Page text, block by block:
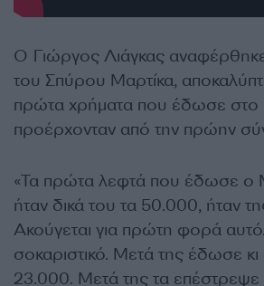
Ο Γιώργος Λιάγκας
του Σπύρου Μαρτίκα,
πρώτα χρήματα που έδωσε στο
προέρχονταν από την πρώην
«Τα πρώτα λεφτά που έδωσε ο
ήταν δικά του τα 50.000, ήταν
Ακούγεται για πρώτη φορά αυτό.
σοκαριστικό. Μετά της έδωσε
23.000. Μετά της τα